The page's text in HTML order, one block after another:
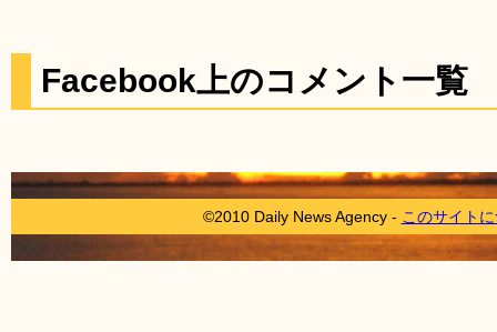
Facebook上のコメント一覧
©2010 Daily News Agency - このサイト